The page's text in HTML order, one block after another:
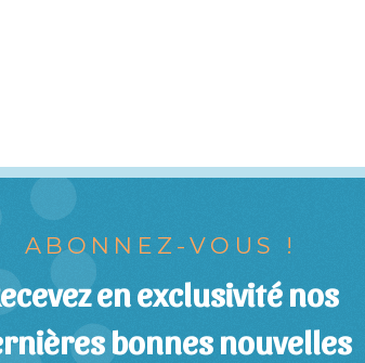
ABONNEZ-VOUS !
en exclusivité nos
bonnes nouvelles